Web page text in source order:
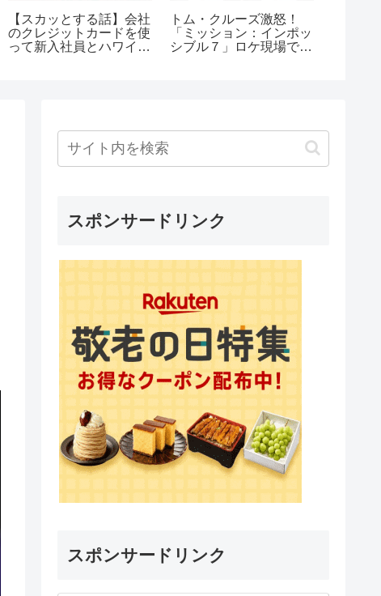
ヨークフーズ 東芝TEC
製セルフレジ クレジッ
トカード支払い
ミイラ#南米#バックパ
ッカー#カメラ#世界一
周
スポンサードリンク
スポンサードリンク